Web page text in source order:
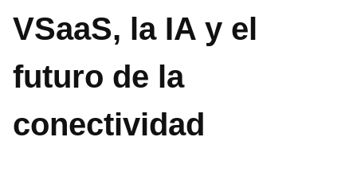
VSaaS, la IA y el
futuro de la
conectividad